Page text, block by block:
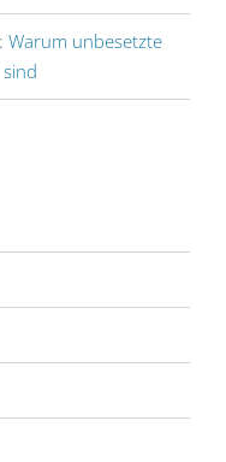
Warum unbesetzte